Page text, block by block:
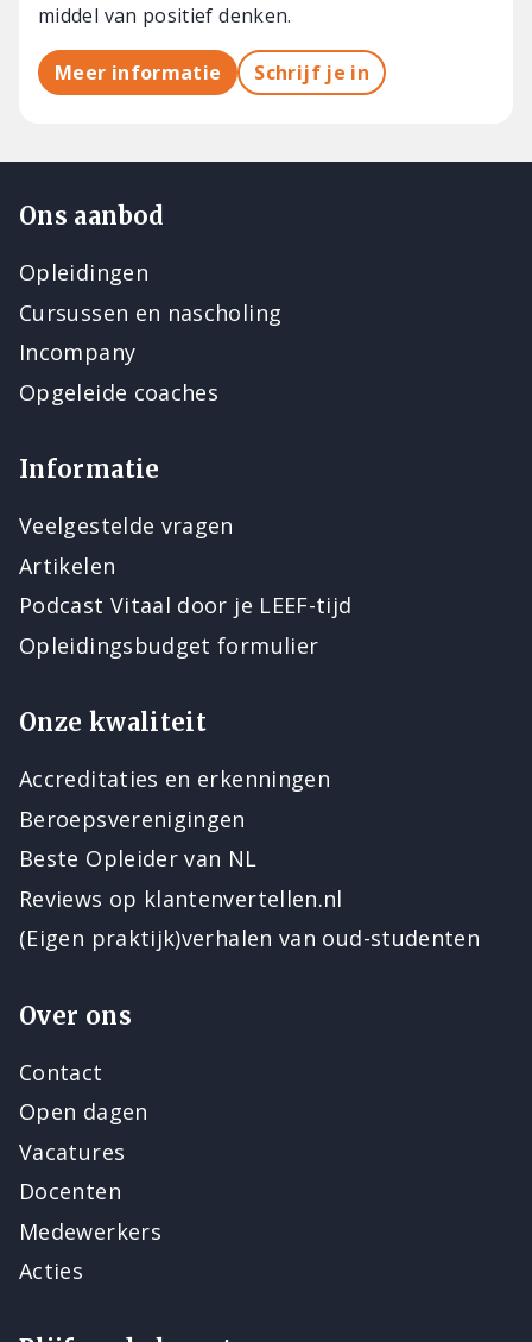
middel van positief denken.
Meer informatie Schrijf je in
Ons aanbod
Opleidingen
Cursussen en nascholing
Incompany
Opgeleide coaches
Informatie
Veelgestelde vragen
Artikelen
Podcast Vitaal door je LEEF-tijd
Opleidingsbudget formulier
Onze kwaliteit
Accreditaties en erkenningen
Beroepsverenigingen
Beste Opleider van NL
Reviews op klantenvertellen.nl
(Eigen praktijk)verhalen van oud-studenten
Over ons
Contact
Open dagen
Vacatures
Docenten
Medewerkers
Acties